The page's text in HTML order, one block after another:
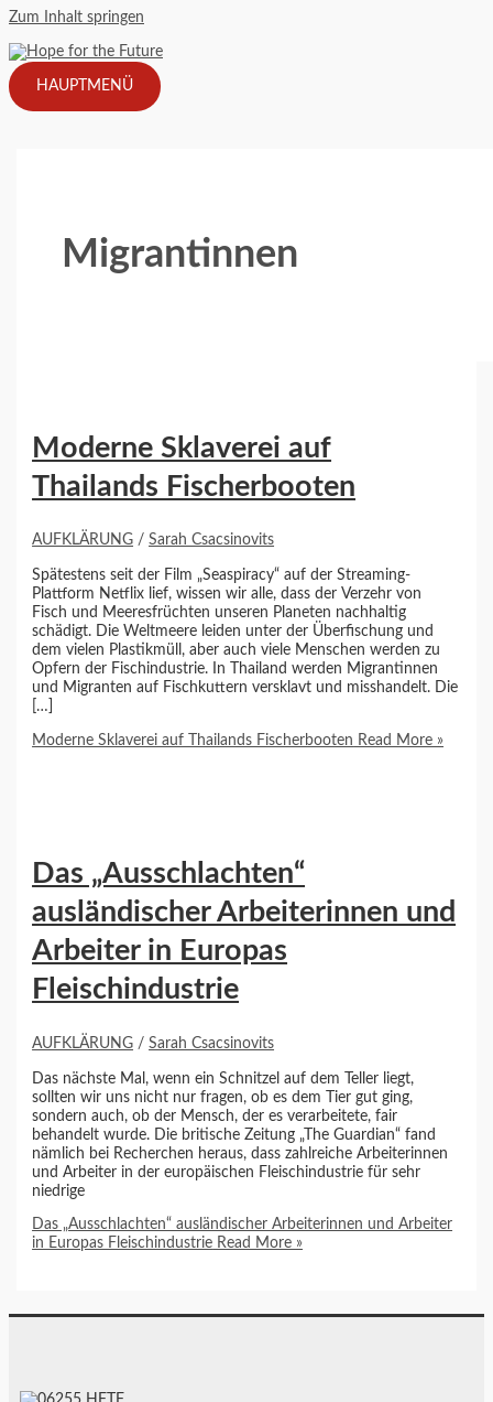
Zum Inhalt springen
HAUPTMENÜ
Migrantinnen
Moderne Sklaverei auf
Thailands Fischerbooten
AUFKLÄRUNG /Sarah Csacsinovits
Spätestens seit der Film „Seaspiracy“ auf der Streaming-
Plattform Netflix lief, wissen wir alle, dass der Verzehr von
Fisch und Meeresfrüchten unseren Planeten nachhaltig
schädigt. Die Weltmeere leiden unter der Überfischung und
dem vielen Plastikmüll, aber auch viele Menschen werden zu
Opfern der Fischindustrie. In Thailand werden Migrantinnen
und Migranten auf Fischkuttern versklavt und misshandelt. Die
[…]
Moderne Sklaverei auf Thailands Fischerbooten Read More »
Das „Ausschlachten“
ausländischer Arbeiterinnen und
Arbeiter in Europas
Fleischindustrie
AUFKLÄRUNG /Sarah Csacsinovits
Das nächste Mal, wenn ein Schnitzel auf dem Teller liegt,
sollten wir uns nicht nur fragen, ob es dem Tier gut ging,
sondern auch, ob der Mensch, der es verarbeitete, fair
behandelt wurde. Die britische Zeitung „The Guardian“ fand
nämlich bei Recherchen heraus, dass zahlreiche Arbeiterinnen
und Arbeiter in der europäischen Fleischindustrie für sehr
niedrige
Das „Ausschlachten“ ausländischer Arbeiterinnen und Arbeiter
in Europas Fleischindustrie Read More »